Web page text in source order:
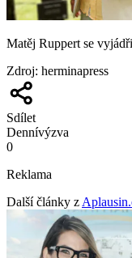
Matěj Ruppert se
Zdroj: herminapress
Sdílet
Dennívýzva
0
Reklama
Další články z